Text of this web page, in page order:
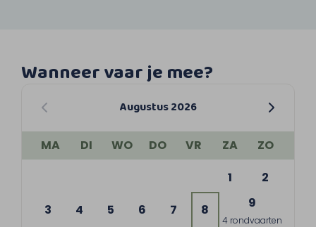
Wanneer vaar je mee?
Augustus 2026
MA DI WO DO VR ZA
ZO
1
2
3 4 5 6 7 8 9
4 rondvaarten